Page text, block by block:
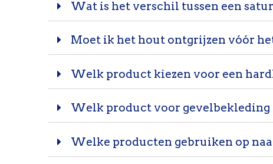
Wat is het verschil tussen een
Moet ik het hout ontgrijzen vóór
Welk product kiezen voor een
Welk product voor gevelbekleding
Welke producten gebruiken op